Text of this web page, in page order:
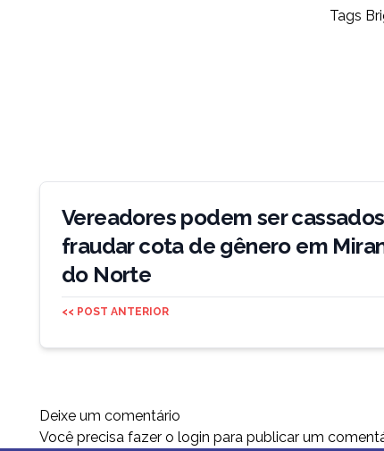
Tags
Navegação
Vereadores podem ser
fraudar cota de gênero em
do Norte
<< POST ANTERIOR
Deixe um comentário
Você precisa fazer o login para publicar um